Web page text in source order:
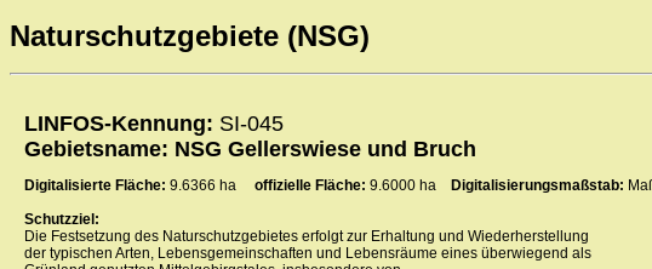
Naturschutzgebiete (NSG)
LINFOS-Kennung: SI-045
Gebietsname: NSG Gellerswiese und Bruch
Digitalisierte Fläche: 9.6366 ha offizielle Fläche: 9.6000 ha Digitalisierungsmaßstab:
Schutzziel:
Die Festsetzung des Naturschutzgebietes erfolgt zur Erhaltung und Wiederherstellung
der typischen Arten, Lebensgemeinschaften und Lebensräume eines überwiegend als